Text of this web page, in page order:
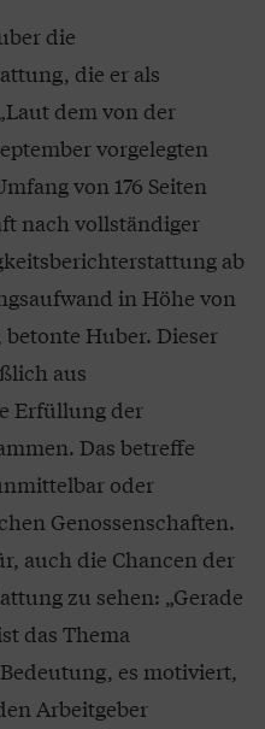
die
die er als
dem von der
vorgelegten
von 176 Seiten
nach vollständiger
ab
in Höhe von
Huber. Dieser
aus
Erfüllung der
Das betreffe
oder
Genossenschaften.
auch die Chancen der
zu sehen: „Gerade
das Thema
es motiviert,
Arbeitgeber